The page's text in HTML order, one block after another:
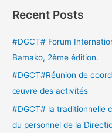
Recent Posts
#DGCT# Forum
Bamako, 2ème édition.
#DGCT#Réunion de
œuvre des activités
#DGCT# la traditionnelle
du personnel de la